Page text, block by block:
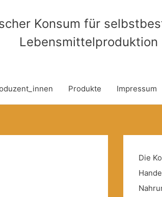
Konsum für
Lebensmittelproduktion
Produkte Impressum
Die